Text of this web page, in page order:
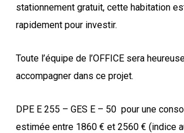
stationnement gratuit, cette habitation
rapidement pour investir.
Toute l’équipe de l’OFFICE sera
accompagner dans ce projet.
DPE E 255 – GES E – 50 pour une
estimée entre 1860 € et 2560 € (indice